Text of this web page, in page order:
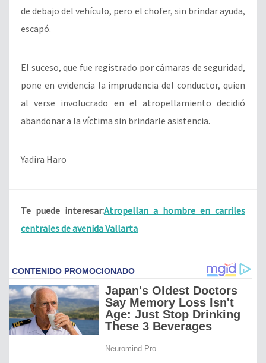
de debajo del vehículo, pero el chofer, sin brindar ayuda,
escapó.
El suceso, que fue registrado por cámaras de seguridad,
pone en evidencia la imprudencia del conductor, quien
al verse involucrado en el atropellamiento decidió
abandonar a la víctima sin brindarle asistencia.
Yadira Haro
Te puede interesar:Atropellan a hombre en carriles
centrales de avenida Vallarta